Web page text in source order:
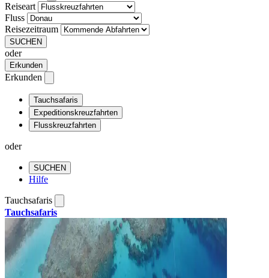
Reiseart
Fluss
Reisezeitraum
SUCHEN
oder
Erkunden
Erkunden
Tauchsafaris
Expeditionskreuzfahrten
Flusskreuzfahrten
oder
SUCHEN
Hilfe
Tauchsafaris
Tauchsafaris